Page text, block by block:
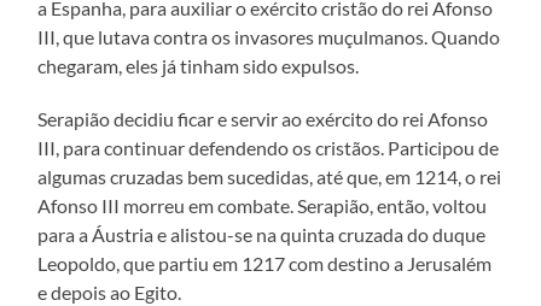
a Espanha, para auxiliar o exército cristão do rei Afonso
III, que lutava contra os invasores muçulmanos. Quando
chegaram, eles já tinham sido expulsos.
Serapião decidiu ficar e servir ao exército do rei Afonso
III, para continuar defendendo os cristãos. Participou de
algumas cruzadas bem sucedidas, até que, em 1214, o rei
Afonso III morreu em combate. Serapião, então, voltou
para a Áustria e alistou-se na quinta cruzada do duque
Leopoldo, que partiu em 1217 com destino a Jerusalém
e depois ao Egito.